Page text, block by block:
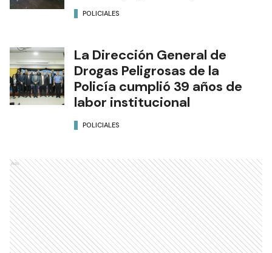
POLICIALES
La Dirección General de
Drogas Peligrosas de la
Policía cumplió 39 años de
labor institucional
POLICIALES
Ads